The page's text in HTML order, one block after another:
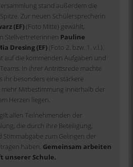
stand außerdem die
Zur neuen Schülersprecherin
(EF)(Foto Mitte) gewählt,
Stellvertreterinnen Pauline
Dresing (EF)(Foto 2. bzw. 1. v.l.).
auf die kommenden Aufgaben und
In ihrer Antrittsrede machte
ihr besonders eine stärkere
mehr Mitbestimmung innerhalb der
Herzen liegen.
allen Teilnehmenden der
die durch ihre Beteiligung,
Stimmabgabe zum Gelingen der
haben. Gemeinsam arbeiten
unserer Schule.